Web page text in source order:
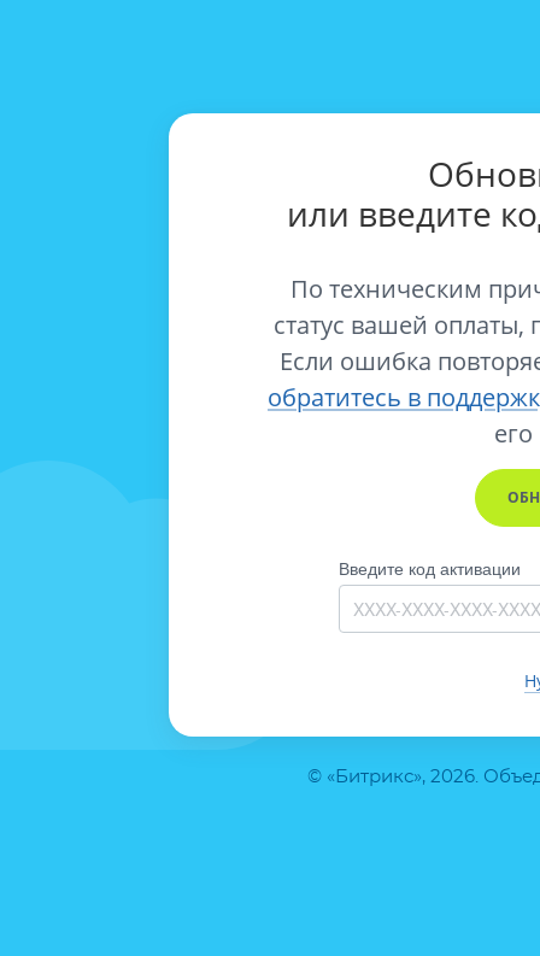
© «Битрикс», 2026.
или введите
По техническим
статус вашей оплаты,
Если ошибка
обратитесь в
его
Введите код активации